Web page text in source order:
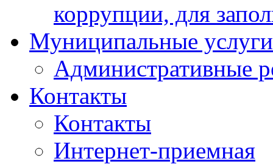
коррупции, для
Муниципальные услуги
Административные
Контакты
Контакты
Интернет-приемная